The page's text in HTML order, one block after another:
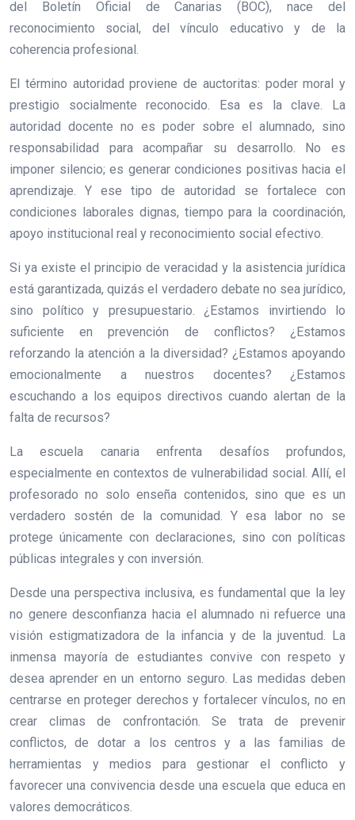
del Boletín Oficial de Canarias (BOC), nace del
reconocimiento social, del vínculo educativo y de la
coherencia profesional.
El término autoridad proviene de auctoritas: poder moral y
prestigio socialmente reconocido. Esa es la clave. La
autoridad docente no es poder sobre el alumnado, sino
responsabilidad para acompañar su desarrollo. No es
imponer silencio; es generar condiciones positivas hacia el
aprendizaje. Y ese tipo de autoridad se fortalece con
condiciones laborales dignas, tiempo para la coordinación,
apoyo institucional real y reconocimiento social efectivo.
Si ya existe el principio de veracidad y la asistencia jurídica
está garantizada, quizás el verdadero debate no sea jurídico,
sino político y presupuestario. ¿Estamos invirtiendo lo
suficiente en prevención de conflictos? ¿Estamos
reforzando la atención a la diversidad? ¿Estamos apoyando
emocionalmente a nuestros docentes? ¿Estamos
escuchando a los equipos directivos cuando alertan de la
falta de recursos?
La escuela canaria enfrenta desafíos profundos,
especialmente en contextos de vulnerabilidad social. Allí, el
profesorado no solo enseña contenidos, sino que es un
verdadero sostén de la comunidad. Y esa labor no se
protege únicamente con declaraciones, sino con políticas
públicas integrales y con inversión.
Desde una perspectiva inclusiva, es fundamental que la ley
no genere desconfianza hacia el alumnado ni refuerce una
visión estigmatizadora de la infancia y de la juventud. La
inmensa mayoría de estudiantes convive con respeto y
desea aprender en un entorno seguro. Las medidas deben
centrarse en proteger derechos y fortalecer vínculos, no en
crear climas de confrontación. Se trata de prevenir
conflictos, de dotar a los centros y a las familias de
herramientas y medios para gestionar el conflicto y
favorecer una convivencia desde una escuela que educa en
valores democráticos.